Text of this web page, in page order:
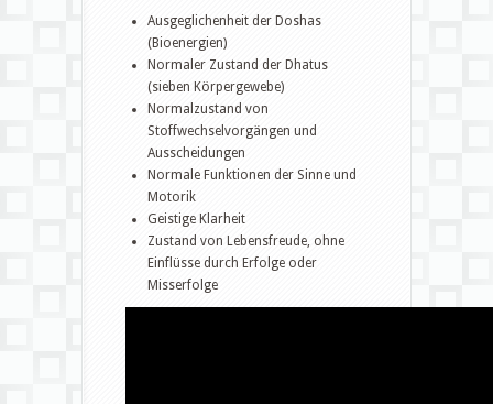
Ausgeglichenheit der Doshas
(Bioenergien)
Normaler Zustand der Dhatus
(sieben Körpergewebe)
Normalzustand von
Stoffwechselvorgängen und
Ausscheidungen
Normale Funktionen der Sinne und
Motorik
Geistige Klarheit
Zustand von Lebensfreude, ohne
Einflüsse durch Erfolge oder
Misserfolge